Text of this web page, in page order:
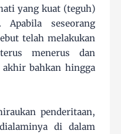
yang kuat (teguh)
Apabila seseorang
telah melakukan
menerus dan
bahkan hingga
penderitaan,
di dalam